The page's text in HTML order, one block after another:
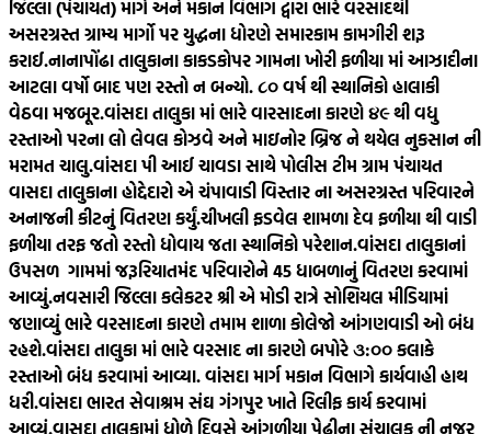
જિલ્લા (પંચાયત) માર્ગ અને મકાન વિભાગ દ્વારા ભારે વરસાદથી
અસરગ્રસ્ત ગ્રામ્ય માર્ગો પર યુદ્ધના ધોરણે સમારકામ કામગીરી શરૂ
કરાઈ.નાનાપોંઢા તાલુકાના કાકડકોપર ગામના ખોરી ફળીયા માં આઝાદીના
આટલા વર્ષો બાદ પણ રસ્તો ન બન્યો. ૮૦‌ વર્ષ થી સ્થાનિકો હાલાકી
વેઠવા મજબૂર.વાંસદા તાલુકા માં ભારે વારસાદના કારણે ૪૯ થી વધુ
રસ્તાઓ પરના લો લેવલ કોઝવે અને માઇનોર બ્રિજ ને થયેલ નુકસાન ની
મરામત ચાલુ.વાંસદા પી આઈ ચાવડા સાથે પોલીસ ટીમ ગ્રામ પંચાયત
વાસદા તાલુકાના હોદ્દેદારો એ ચંપાવાડી વિસ્તાર ના અસરગ્રસ્ત પરિવારને
અનાજની કીટનું વિતરણ કર્યું.ચીખલી ફડવેલ શામળા દેવ ફળીયા થી વાડી
ફળીયા તરફ જતો રસ્તો ધોવાય જતા સ્થાનિકો પરેશાન.વાંસદા તાલુકાનાં
ઉપસળ ગામમાં જરૂરિયાતમંદ પરિવારોને 45 ધાબળાનું વિતરણ કરવામાં
આવ્યું.નવસારી જિલ્લા કલેકટર શ્રી એ મોડી રાત્રે સોશિયલ મીડિયામાં
જણાવ્યું ભારે વરસાદના કારણે તમામ શાળા કોલેજો આંગણવાડી ઓ બંધ
રહશે.વાંસદા તાલુકા માં ભારે વરસાદ ના કારણે બપોરે ૩:૦૦ કલાકે
રસ્તાઓ બંધ કરવામાં આવ્યા. વાંસદા માર્ગ મકાન વિભાગે કાર્યવાહી હાથ
ધરી.વાંસદા ભારત સેવાશ્રમ સંઘ ગંગપુર ખાતે રિલીફ કાર્ય કરવામાં
આવ્યું.વાસદા તાલુકામાં ધોળે દિવસે આંગળીયા પેઢીના સંચાલક ની નજર